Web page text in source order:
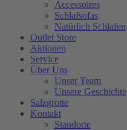
Accessoires
Schlafsofas
Natürlich Schlafen
Outlet Store
Aktionen
Service
Über Uns
Unser Team
Unsere Geschichte
Salzgrotte
Kontakt
Standorte